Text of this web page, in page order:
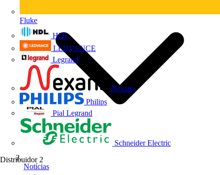
Fluke
HDL
LEDVANCE
Legrand
Nexans
Philips
Pial Legrand
Schneider Electric
Distribuidor 2
Notícias